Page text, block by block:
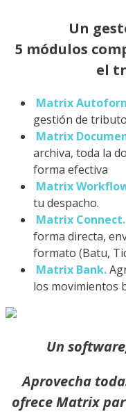
Un
5 módulos
el
Matrix
gestión de
Matrix
archiva, toda la
forma efectiva
Matrix
tu despacho.
Matrix Connect.
forma directa,
formato (Batu,
Matrix Bank.
los movimientos
Un
Aprovecha
ofreceMatrix